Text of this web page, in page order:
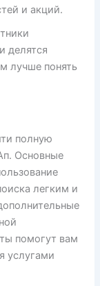
и акций.
делятся
лучше понять
полную
Основные
легким и
помогут вам
услугами